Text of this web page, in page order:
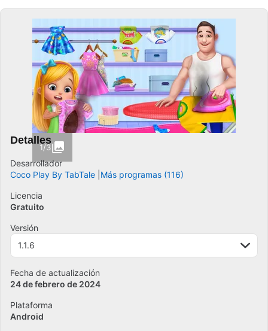
1/3
Detalles
Desarrollador
Coco Play By TabTale Más programas (116)
Licencia
Gratuito
Versión
1.1.6
Fecha de actualización
24 de febrero de 2024
Plataforma
Android